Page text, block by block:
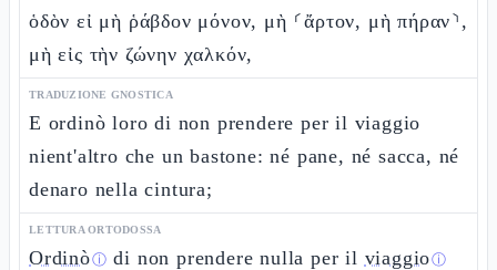
ὁδὸν εἰ μὴ ῥάβδον μόνον, μὴ ⸂ἄρτον, μὴ πήραν⸃,
μὴ εἰς τὴν ζώνην χαλκόν,
TRADUZIONE GNOSTICA
E ordinò loro di non prendere per il viaggio
nient'altro che un bastone: né pane, né sacca, né
denaro nella cintura;
LETTURA ORTODOSSA
Ordinòⓘ di non prendere nulla per il viaggioⓘ